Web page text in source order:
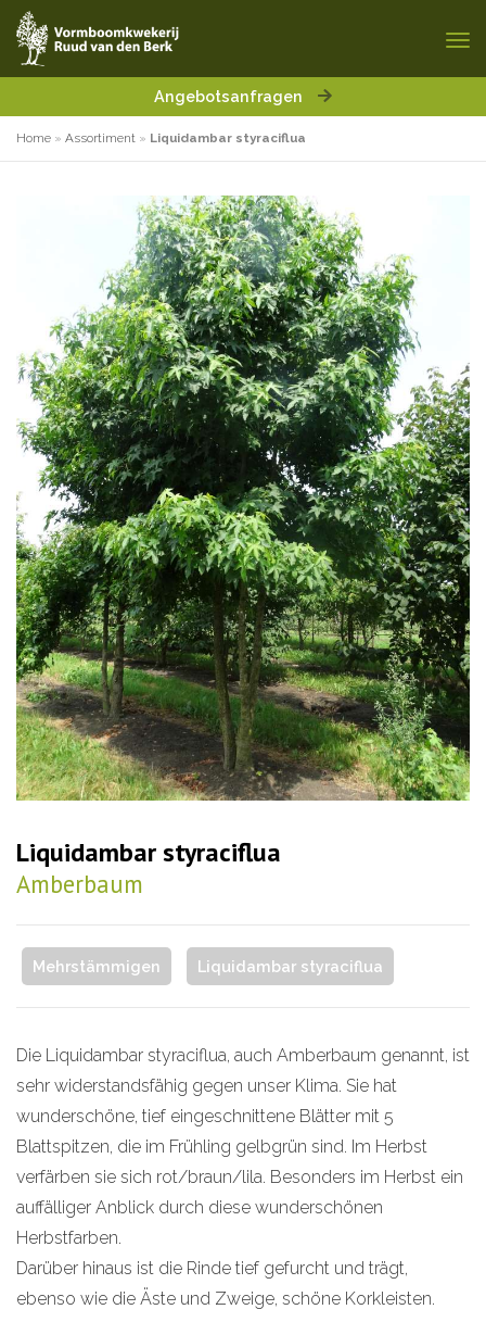
Angebotsanfragen
Home » Assortiment » Liquidambar styraciflua
Liquidambar styraciflua
Amberbaum
Mehrstämmigen Liquidambar styraciflua
Die Liquidambar styraciflua, auch Amberbaum genannt, ist
sehr widerstandsfähig gegen unser Klima. Sie hat
wunderschöne, tief eingeschnittene Blätter mit 5
Blattspitzen, die im Frühling gelbgrün sind. Im Herbst
verfärben sie sich rot/braun/lila. Besonders im Herbst ein
auffälliger Anblick durch diese wunderschönen
Herbstfarben.
Darüber hinaus ist die Rinde tief gefurcht und trägt,
ebenso wie die Äste und Zweige, schöne Korkleisten.